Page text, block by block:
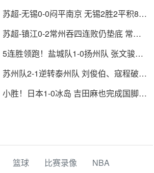
超-无锡0-0闷平南京 无锡2胜2平积8分
超-镇江0-2常州吞四连败仍垫底 常州
连胜领跑！盐城队1-0扬州队 张文骏点
州队2-1逆转泰州队 刘俊伯、寇程破门
胜！日本1-0冰岛 吉田麻也完成国脚谢
篮球 比赛录像
NBA